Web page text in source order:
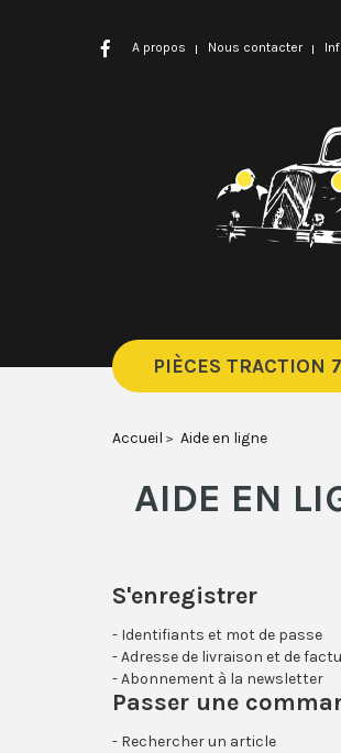
PIÈCES TRACTION
Accueil Aide en ligne
AIDE EN
S'enregistrer
Identifiants et mot de passe
Adresse de livraison et de
Abonnement à la newsletter
Passer une
Rechercher un article
A propos Nous contacter